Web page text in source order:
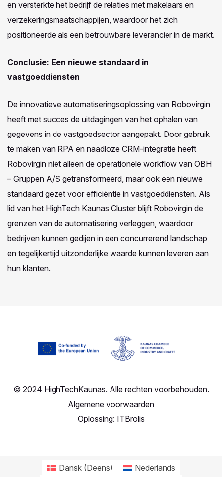
en versterkte het bedrijf de relaties met makelaars en
verzekeringsmaatschappijen, waardoor het zich
positioneerde als een betrouwbare leverancier in de markt.
Conclusie: Een nieuwe standaard in
vastgoeddiensten
De innovatieve automatiseringsoplossing van Robovirgin
heeft met succes de uitdagingen van het ophalen van
gegevens in de vastgoedsector aangepakt. Door gebruik
te maken van RPA en naadloze CRM-integratie heeft
Robovirgin niet alleen de operationele workflow van OBH
– Gruppen A/S getransformeerd, maar ook een nieuwe
standaard gezet voor efficiëntie in vastgoeddiensten. Als
lid van het HighTech Kaunas Cluster blijft Robovirgin de
grenzen van de automatisering verleggen, waardoor
bedrijven kunnen gedijen in een concurrerend landschap
en tegelijkertijd uitzonderlijke waarde kunnen leveren aan
hun klanten.
© 2024 HighTechKaunas. Alle rechten voorbehouden.
Algemene voorwaarden
Oplossing: ITBrolis
Dansk(Deens)
Nederlands